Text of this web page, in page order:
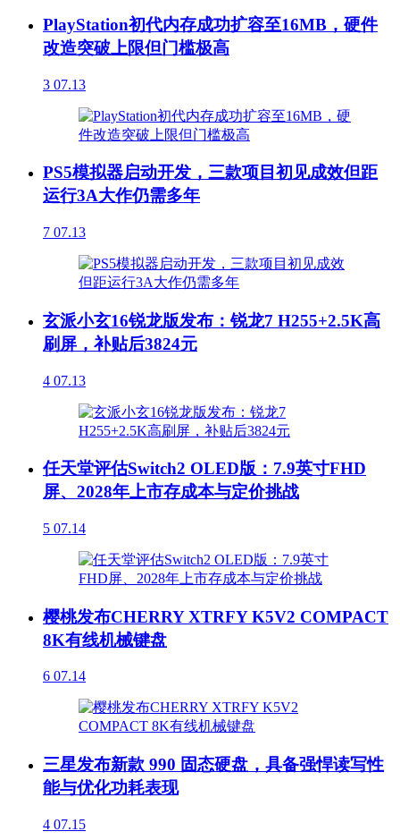
PlayStation初代内存成功扩容至16MB，硬件
改造突破上限但门槛极高
3 07.13
PS5模拟器启动开发，三款项目初见成效但距
运行3A大作仍需多年
7 07.13
玄派小玄16锐龙版发布：锐龙7 H255+2.5K高
刷屏，补贴后3824元
4 07.13
任天堂评估Switch2 OLED版：7.9英寸FHD
屏、2028年上市存成本与定价挑战
5 07.14
樱桃发布CHERRY XTRFY K5V2 COMPACT
8K有线机械键盘
6 07.14
三星发布新款 990 固态硬盘，具备强悍读写性
能与优化功耗表现
4 07.15